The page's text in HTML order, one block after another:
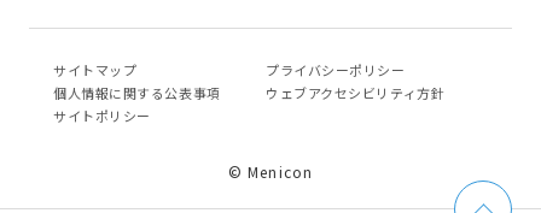
サイトマップ
プライバシーポリシー
個⼈情報に関する公表事項
ウェブアクセシビリティ方針
サイトポリシー
© Menicon